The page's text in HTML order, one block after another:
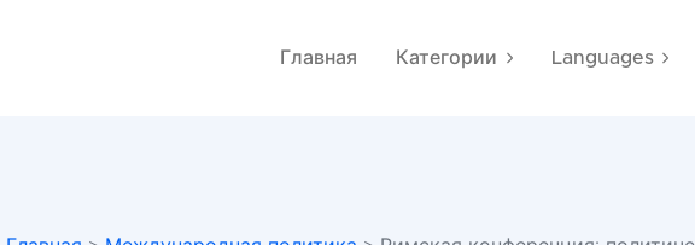
Главная Категории Languages